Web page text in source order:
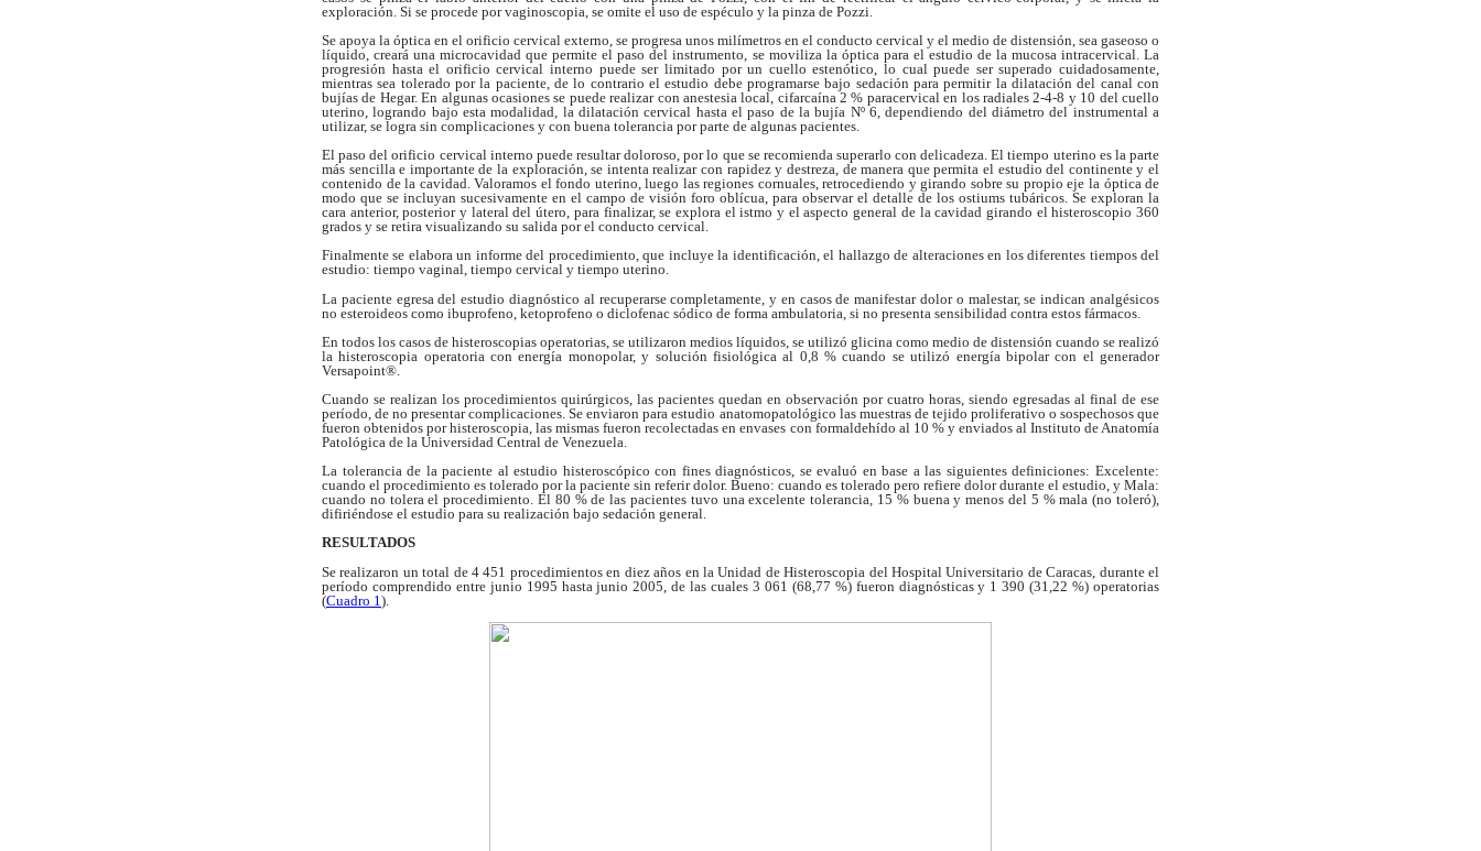
exploración. Si se procede por vaginoscopia, se omite el uso de espéculo y la pinza de Pozzi.
Se apoya la óptica en el orificio cervical externo, se progresa unos milímetros en el conducto cervical y el medio de distensión, sea gaseoso o
líquido,creará una microcavidad que permite el paso delinstrumento, se moviliza la óptica para el estudio de la mucosa intracervical. La
progresión hasta el orificio cervical interno puede ser limitado por un cuello estenótico, lo cual puede ser superadocuidadosamente,
mientras sea tolerado por la paciente, de lo contrario el estudio debe programarsebajo sedación para permitir la dilatación del canalcon
bujías de Hegar. En algunas ocasiones se puederealizar con anestesia local, cifarcaína 2 % paracervical en los radiales 2-4-8 y 10 del cuello
uterino, logrando bajo esta modalidad, la dilatacióncervical hasta el paso de la bujía Nº 6, dependiendo del diámetro del instrumental a
utilizar, se logra sin complicaciones y con buena tolerancia por parte de algunas pacientes.
El paso del orificio cervical interno puede resultardoloroso, por lo que se recomienda superarlo condelicadeza. El tiempo uterino es la parte
más sencillae importante de la exploración, se intenta realizarcon rapidez y destreza, de manera que permita el estudio del continente y el
contenido de la cavidad.Valoramos el fondo uterino, luego las regiones cornuales, retrocediendo y girando sobre su propioeje la óptica de
modo que se incluyan sucesivamente en el campo de visión foro oblícua, para observar el detalle de los ostiums tubáricos. Se exploran la
cara anterior, posterior y lateral del útero, para finalizar,se explora el istmo y el aspecto general de la cavidad girando el histeroscopio 360
grados y se retira visualizando su salida por el conducto cervical.
Finalmente se elabora un informe del procedimiento,que incluye la identificación, el hallazgo de alteraciones en los diferentes tiempos del
estudio: tiempo vaginal, tiempo cervical y tiempo uterino.
La paciente egresa del estudio diagnóstico al recuperarse completamente, y en casos de manifestardolor o malestar, se indican analgésicos
no esteroideoscomo ibuprofeno, ketoprofeno o diclofenac sódico de forma ambulatoria, si no presenta sensibilidad contra estos fármacos.
En todos los casos de histeroscopias operatorias, se utilizaron medios líquidos, se utilizó glicina como medio de distensión cuando se realizó
la histeroscopia operatoria con energía monopolar, y solución fisiológica al 0,8 % cuando se utilizó energía bipolarcon el generador
Versapoint®.
Cuando se realizan los procedimientos quirúrgicos, las pacientes quedan en observación por cuatro horas, siendo egresadas al final de ese
período, de no presentar complicaciones. Se enviaronpara estudio anatomopatológico las muestras de tejido proliferativo o sospechosos que
fueronobtenidos por histeroscopia, las mismas fueronrecolectadas en envases con formaldehído al 10 % y enviados al Instituto de Anatomía
Patológica de la Universidad Central de Venezuela.
La tolerancia de la paciente al estudio histeroscópico con fines diagnósticos, se evaluó enbase a las siguientes definiciones: Excelente:
cuando el procedimiento es tolerado por la paciente sin referir dolor. Bueno: cuando es tolerado pero refiere dolor durante el estudio, y Mala:
cuando no tolera elprocedimiento. El 80 % de las pacientes tuvo unaexcelente tolerancia, 15 % buena y menos del 5 %mala (no toleró),
difiriéndose el estudio para su realización bajo sedación general.
RESULTADOS
Se realizaron un total de 4 451 procedimientos en diez años en la Unidad de Histeroscopia del HospitalUniversitario de Caracas, durante el
período comprendido entre junio 1995 hasta junio 2005, delas cuales 3 061 (68,77 %) fueron diagnósticasy 1 390 (31,22 %) operatorias
(Cuadro 1 ).